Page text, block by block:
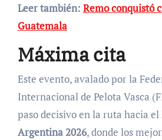
Leer también: Remo conquistó
Guatemala
Máxima cita
Este evento, avalado por la
Internacional de Pelota Vasca
paso decisivo en la ruta hacia el
Argentina 2026, donde los